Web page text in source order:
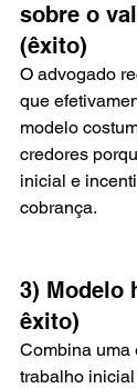
sobre o
(êxito)
O advogado
que
modelo
credores
inicial e
cobrança.
3) Modelo
êxito)
Combina uma
trabalho